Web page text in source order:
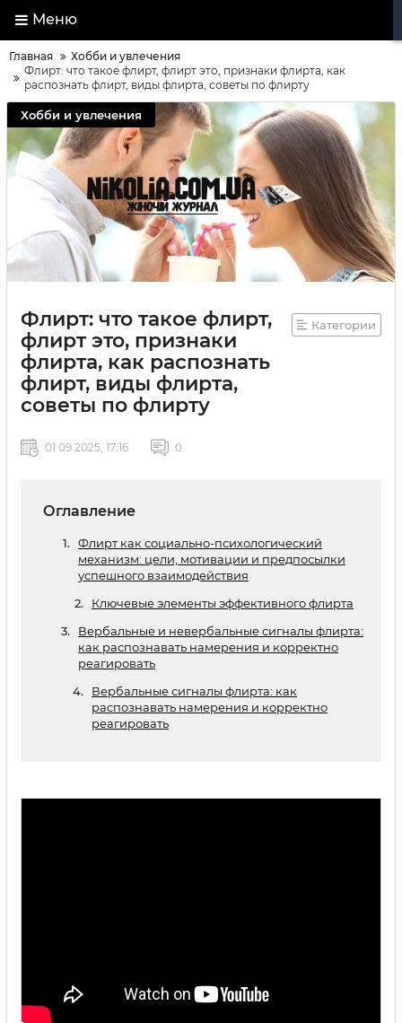
Меню
Главная
Хобби и увлечения
Флирт: что такое флирт, флирт это, признаки флирта, как
распознать флирт, виды флирта, советы по флирту
Хобби и увлечения
Флирт: что такое флирт,
флирт это, признаки
флирта, как распознать
флирт, виды флирта,
советы по флирту
Категории
01 09 2025, 17:16 0
Оглавление
Флирт как социально-психологический
механизм: цели, мотивации и предпосылки
успешного взаимодействия
Ключевые элементы эффективного флирта
Вербальные и невербальные сигналы флирта:
как распознавать намерения и корректно
реагировать
Вербальные сигналы флирта: как
распознавать намерения и корректно
реагировать